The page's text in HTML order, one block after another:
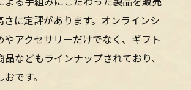
さに定評があります。オンラインシ
やアクセサリーだけでなく、ギフト
などもラインナップされており、
です。